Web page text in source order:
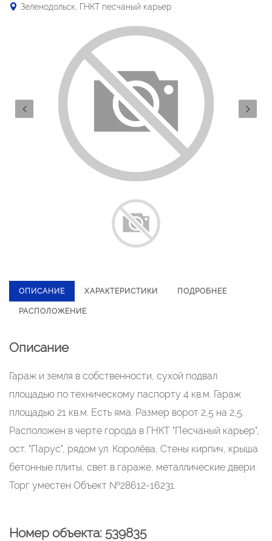
Зеленодольск, ГНКТ песчаный карьер
ОПИСАНИЕ ХАРАКТЕРИСТИКИ ПОДРОБНЕЕ
РАСПОЛОЖЕНИЕ
Описание
Гараж и земля в собственности, сухой подвал
площадью по техническому паспорту 4 кв.м. Гараж
площадью 21 кв.м. Есть яма. Размер ворот 2,5 на 2,5.
Расположен в черте города в ГНКТ "Песчаный карьер",
ост. "Парус", рядом ул. Королёва, Стены кирпич, крыша
бетонные плиты, свет в гараже, металлические двери.
Торг уместен Объект №28612-16231.
Номер объекта: 539835